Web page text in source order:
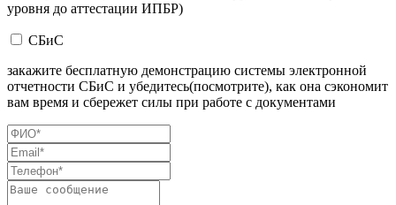
уровня до аттестации ИПБР)
СБиС
закажите бесплатную демонстрацию системы электронной
отчетности СБиС и убедитесь(посмотрите), как она сэкономит
вам время и сбережет силы при работе с документами